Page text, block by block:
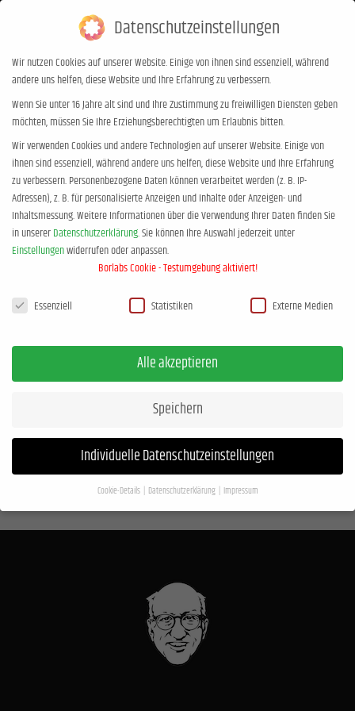
0,00€
jan-uwe rogge wie erziehung
garantiert misslingt
Sie befinden sich hier:
Start jan-uwe rogge wie erziehung garantiert…
Datenschutzeinstellungen
Wir nutzen Cookies auf unserer Website. Einige von ihnen sind essenziell, während
andere uns helfen, diese Website und Ihre Erfahrung zu verbessern.
Wenn Sie unter 16 Jahre alt sind und Ihre Zustimmung zu freiwilligen Diensten geben
möchten, müssen Sie Ihre Erziehungsberechtigten um Erlaubnis bitten.
Wir verwenden Cookies und andere Technologien auf unserer Website. Einige von
ihnen sind essenziell, während andere uns helfen, diese Website und Ihre Erfahrung
zu verbessern.Personenbezogene Daten können verarbeitet werden (z. B. IP-
Adressen), z. B. für personalisierte Anzeigen und Inhalte oder Anzeigen- und
Inhaltsmessung.Weitere Informationen über die Verwendung Ihrer Daten finden Sie
in unsererDatenschutzerklärung.Sie können Ihre Auswahl jederzeit unter
Einstellungenwiderrufen oder anpassen.
Borlabs Cookie - Testumgebung aktiviert!
Datenschutzeinstellungen
Essenziell Statistiken Externe Medien
Alle akzeptieren
Speichern
Individuelle Datenschutzeinstellungen
Cookie-Details Datenschutzerklärung Impressum
Datenschutzeinstellungen
Wir verwenden Cookies und andere Technologien auf unserer Website. Einige von
ihnen sind essenziell, während andere uns helfen, diese Website und Ihre Erfahrung
Personenbezogene Daten können verarbeitet werden (z. B. IP-
Adressen), z. B. für personalisierte Anzeigen und Inhalte oder Anzeigen- und
Weitere Informationen über die Verwendung Ihrer Daten finden Sie